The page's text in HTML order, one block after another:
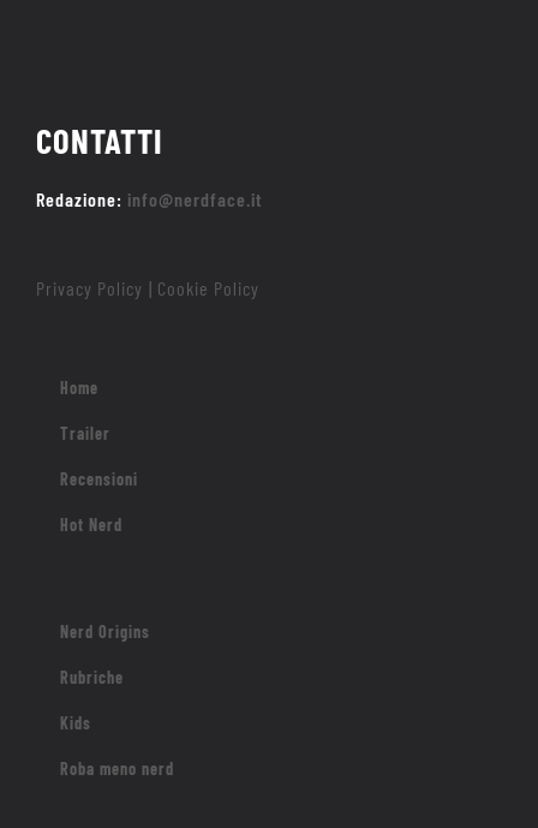
CONTATTI
Redazione: info@nerdface.it
Privacy Policy | Cookie Policy
Home
Trailer
Recensioni
Hot Nerd
Nerd Origins
Rubriche
Kids
Roba meno nerd